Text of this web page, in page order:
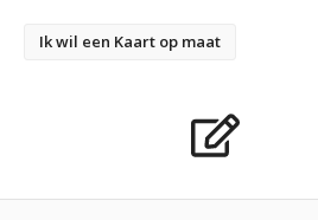
Ik wil een Kaart op maat